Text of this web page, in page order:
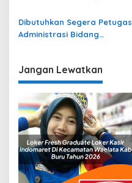
Komering Ulu Selatan
Terbaru
Dibutuhkan Segera Petugas
Administrasi Bidang
Terbaru
Jangan Lewatkan